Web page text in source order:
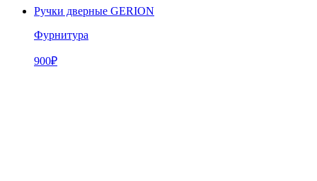
Ручки дверные GERION
Фурнитура
900₽